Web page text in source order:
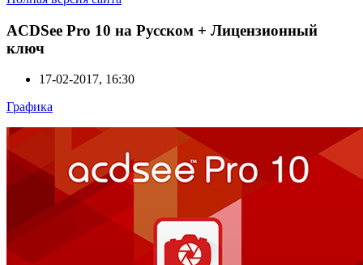
ACDSee Pro 10 на Русском + Лицензионный
ключ
17-02-2017, 16:30
Графика